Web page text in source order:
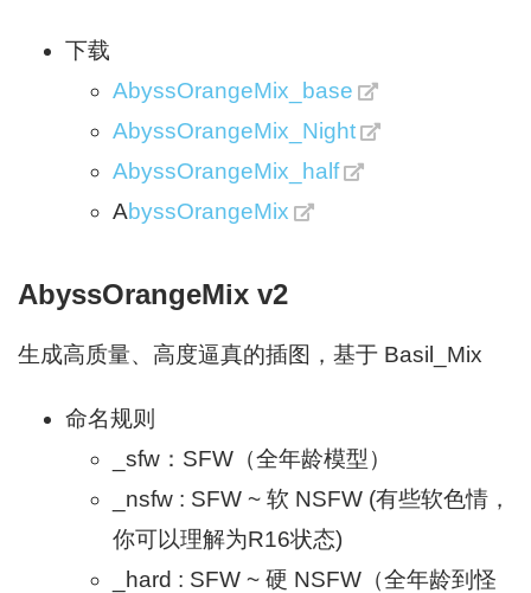
下载
AbyssOrangeMix_base
AbyssOrangeMix_Night
AbyssOrangeMix_half
AbyssOrangeMix
AbyssOrangeMix v2
生成高质量、高度逼真的插图，基于 Basil_Mix
命名规则
_sfw：SFW（全年龄模型）
_nsfw : SFW ~ 软 NSFW (有些软色情，
你可以理解为R16状态)
_hard : SFW ~ 硬 NSFW（全年龄到怪